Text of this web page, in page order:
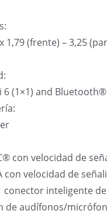
1,79 (frente) – 3,25
6 (1×1) and
con velocidad de
con velocidad de
conector inteligente de
de audífonos/